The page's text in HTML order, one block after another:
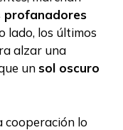
profanadores
lado, los últimos
alzar una
unsol oscuro
cooperación lo